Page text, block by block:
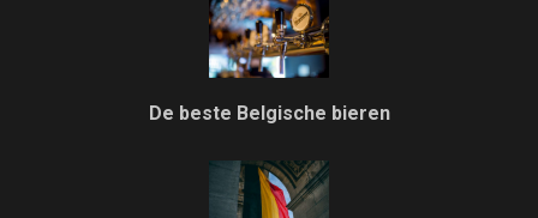
De beste Belgische bieren